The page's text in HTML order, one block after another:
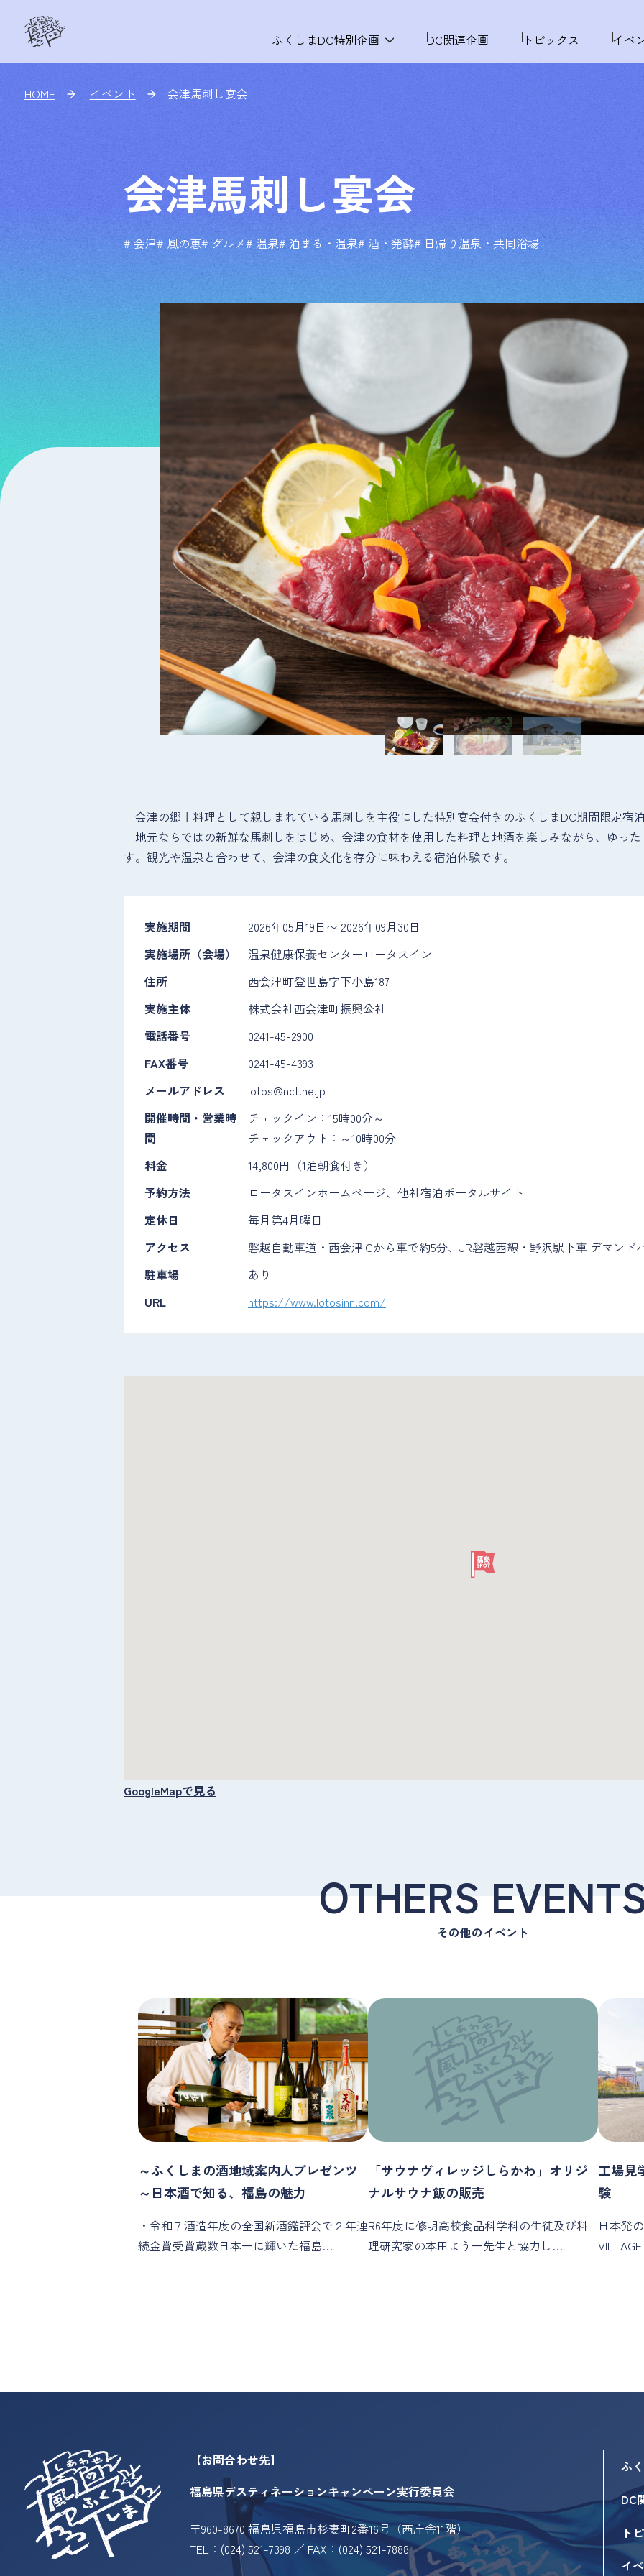
ふくしまDC特別企画 DC関連企画 トピックス イベ
HOME イベント 会津馬刺し宴会
会津馬刺し宴会
# 会津# 風の恵# グルメ# 温泉# 泊まる・温泉# 酒・発酵# 日帰り温泉・共同浴場
会津の郷土料理として親しまれている馬刺しを主役にした特別宴会付きのふくしまDC期間限定宿
地元ならではの新鮮な馬刺しをはじめ、会津の食材を使用した料理と地酒を楽しみながら、ゆっ
す。観光や温泉と合わせて、会津の食文化を存分に味わえる宿泊体験です。
実施期間
2026年05月19日〜 2026年09月30日
実施場所（会場）
温泉健康保養センターロータスイン
住所
西会津町登世島字下小島187
実施主体
株式会社西会津町振興公社
電話番号
0241-45-2900
FAX番号
0241-45-4393
メールアドレス
lotos@nct.ne.jp
開催時間・営業時
間
チェックイン：15時00分～
チェックアウト：～10時00分
料金
14,800円（1泊朝食付き）
予約方法
ロータスインホームページ、他社宿泊ポータルサイト
定休日
毎月第4月曜日
アクセス
磐越自動車道・西会津ICから車で約5分、JR磐越西線・野沢駅下車 デマンド
駐車場
あり
URL
https://www.lotosinn.com/
GoogleMapで見る
OTHERS
その他のイベント
～ふくしまの酒地域案内人プレゼンツ
～日本酒で知る、福島の魅力
・令和７酒造年度の全国新酒鑑評会で２年連
続金賞受賞蔵数日本一に輝いた福島…
「サウナヴィレッジしらかわ」オリジ
ナルサウナ飯の販売
R6年度に修明高校食品科学科の生徒及び料
理研究家の本田よう一先生と協力し…
工場見
験
日本発
【お問合わせ先】
福島県デスティネーションキャンペーン実行委員会
〒960-8670 福島県福島市杉妻町2番16号（西庁舎11階）
TEL：(024) 521-7398 ／ FAX：(024) 521-7888
ふ
DC
ト
イ